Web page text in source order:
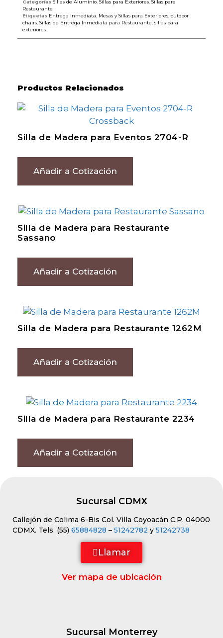
Categorías Sillas de Aluminio Sillas para Exteriores Sillas para
Restaurante
Etiquetas Entrega Inmediata Mesas y Sillas para Exteriores outdoor
chairs Sillas de Entrega Inmediata para Restaurante sillas para
exteriores
Productos Relacionados
Silla de Madera para Eventos 2704-R
Añadir a Cotización
Silla de Madera para Restaurante
Sassano
Añadir a Cotización
Silla de Madera para Restaurante 1262M
Añadir a Cotización
Silla de Madera para Restaurante 2234
Añadir a Cotización
Sucursal CDMX
Callejón de Colima 6-Bis Col. Villa Coyoacán C.P. 04000
CDMX. Tels. (55) 65884828 – 51242782 y 51242738
Llamar
Ver mapa de ubicación
Sucursal Monterrey